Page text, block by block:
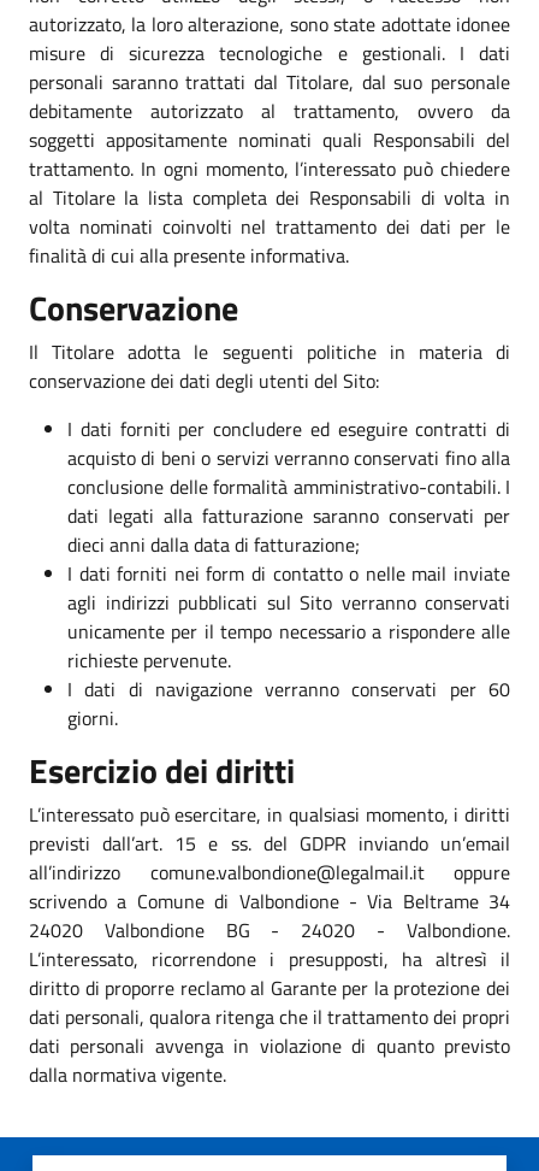
autorizzato, la loro alterazione, sono state adottate idonee
misure di sicurezza tecnologiche e gestionali. I dati
personali saranno trattati dal Titolare, dal suo personale
debitamente autorizzato al trattamento, ovvero da
soggetti appositamente nominati quali Responsabili del
trattamento. In ogni momento, l’interessato può chiedere
al Titolare la lista completa dei Responsabili di volta in
volta nominati coinvolti nel trattamento dei dati per le
finalità di cui alla presente informativa.
Conservazione
Il Titolare adotta le seguenti politiche in materia di
conservazione dei dati degli utenti del Sito:
I dati forniti per concludere ed eseguire contratti di
acquisto di beni o servizi verranno conservati fino alla
conclusione delle formalità amministrativo-contabili. I
dati legati alla fatturazione saranno conservati per
dieci anni dalla data di fatturazione;
I dati forniti nei form di contatto o nelle mail inviate
agli indirizzi pubblicati sul Sito verranno conservati
unicamente per il tempo necessario a rispondere alle
richieste pervenute.
I dati di navigazione verranno conservati per 60
giorni.
Esercizio dei diritti
L’interessato può esercitare, in qualsiasi momento, i diritti
previsti dall’art. 15 e ss. del GDPR inviando un’email
all’indirizzo comune.valbondione@legalmail.it oppure
scrivendo a Comune di Valbondione - Via Beltrame 34
24020 Valbondione BG - 24020 - Valbondione.
L’interessato, ricorrendone i presupposti, ha altresì il
diritto di proporre reclamo al Garante per la protezione dei
dati personali, qualora ritenga che il trattamento dei propri
dati personali avvenga in violazione di quanto previsto
dalla normativa vigente.